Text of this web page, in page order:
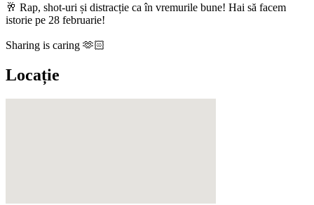
🥂 Rap, shot-uri și distracție ca în vremurile bune! Hai să facem
istorie pe 28 februarie!
Sharing is caring 🫶🏻
Locație